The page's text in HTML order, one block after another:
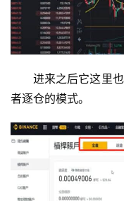
进来之后它这里
者逐仓的模式。